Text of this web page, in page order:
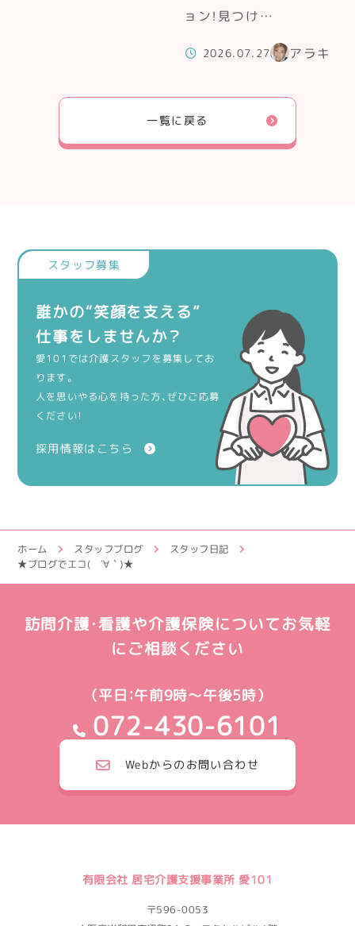
ョン！見つけ…
2026.07.27 アラキ
一覧に戻る
誰かの“笑顔を支える”
仕事をしませんか？
愛101では介護スタッフを募集してお
ります。
人を思いやる心を持った方、ぜひご応募
ください！
採用情報はこちら
ホーム スタッフブログ
スタッフ日記
★ブログでエコ( ´∀｀)★
訪問介護・看護や介護保険についてお気軽
にご相談ください
（平日：午前9時～午後5時）
072-430-6101
Webからのお問い合わせ
有限会社 居宅介護支援事業所 愛101
〒596-0053